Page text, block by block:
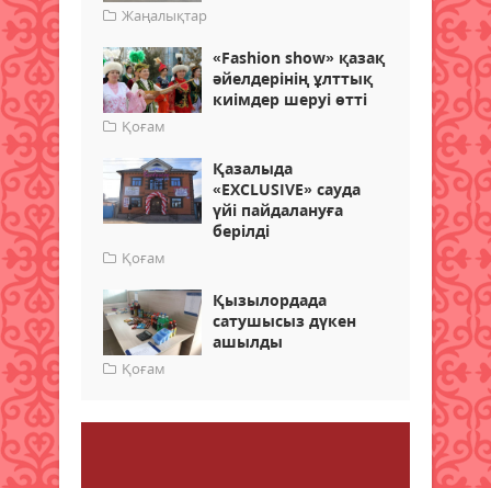
Жаңалықтар
«Fashion show» қазақ
әйелдерінің ұлттық
киімдер шеруі өтті
Қоғам
Қазалыда
«EXCLUSIVE» сауда
үйі пайдалануға
берілді
Қоғам
Қызылордада
сатушысыз дүкен
ашылды
Қоғам